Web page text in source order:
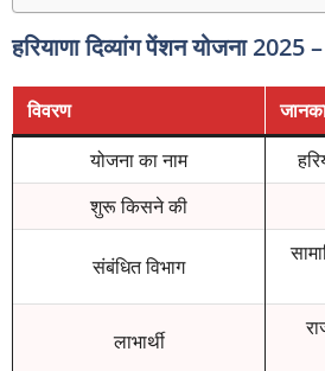
हरियाणा दिव्यांग पेंशन योजना
विवरण
योजना का नाम
शुरू किसने की
संबंधित विभाग
लाभार्थी